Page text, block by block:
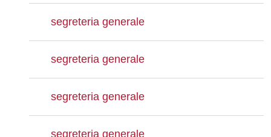
segreteria generale
segreteria generale
segreteria generale
segreteria generale